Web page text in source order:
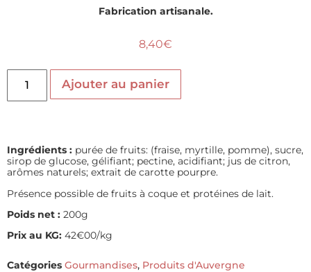
Fabrication artisanale.
8,40€
Ajouter au panier
Ingrédients : purée de fruits: (fraise, myrtille, pomme), sucre,
sirop de glucose, gélifiant; pectine, acidifiant; jus de citron,
arômes naturels; extrait de carotte pourpre.
Présence possible de fruits à coque et protéines de lait.
Poids net : 200g
Prix au KG: 42€00/kg
Catégories Gourmandises, Produits d'Auvergne